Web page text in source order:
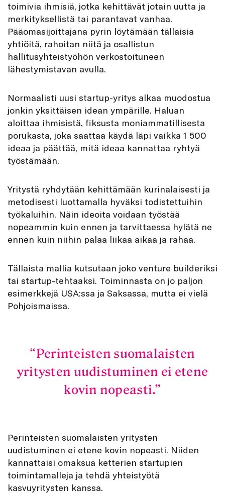
toimivia ihmisiä, jotka kehittävät jotain uutta ja
merkityksellistä tai parantavat vanhaa.
Pääomasijoittajana pyrin löytämään tällaisia
yhtiöitä, rahoitan niitä ja osallistun
hallitusyhteistyöhön verkostoituneen
lähestymistavan avulla.
Normaalisti uusi startup-yritys alkaa muodostua
jonkin yksittäisen idean ympärille. Haluan
aloittaa ihmisistä, fiksusta moniammatillisesta
porukasta, joka saattaa käydä läpi vaikka 1 500
ideaa ja päättää, mitä ideaa kannattaa ryhtyä
työstämään.
Yritystä ryhdytään kehittämään kurinalaisesti ja
metodisesti luottamalla hyväksi todistettuihin
työkaluihin. Näin ideoita voidaan työstää
nopeammin kuin ennen ja tarvittaessa hylätä ne
ennen kuin niihin palaa liikaa aikaa ja rahaa.
Tällaista mallia kutsutaan joko venture builderiksi
tai startup-tehtaaksi. Toiminnasta on jo paljon
esimerkkejä USA:ssa ja Saksassa, mutta ei vielä
Pohjoismaissa.
Perinteisten suomalaisten
yritysten uudistuminen ei etene
kovin nopeasti.
Perinteisten suomalaisten yritysten
uudistuminen ei etene kovin nopeasti. Niiden
kannattaisi omaksua ketterien startupien
toimintamalleja ja tehdä yhteistyötä
kasvuyritysten kanssa.